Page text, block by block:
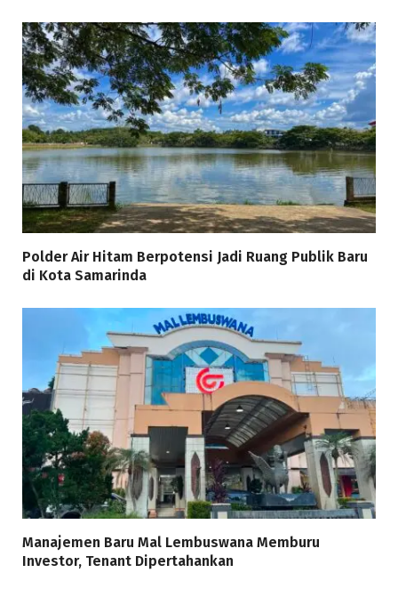
Polder Air Hitam Berpotensi Jadi Ruang Publik Baru
di Kota Samarinda
Manajemen Baru Mal Lembuswana Memburu
Investor, Tenant Dipertahankan